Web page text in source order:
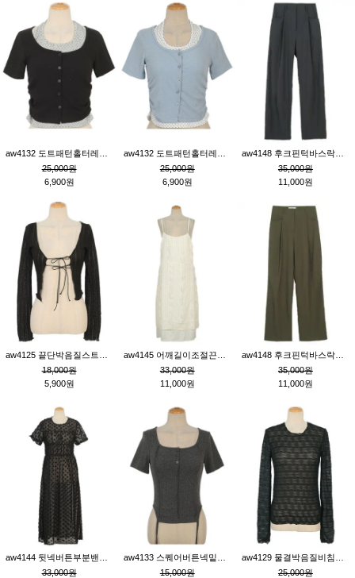
25,000원
6,900원
25,000원
6,900원
35,000원
11,000원
18,000원
5,900원
33,000원
11,000원
35,000원
11,000원
33,000원
15,000원
25,000원